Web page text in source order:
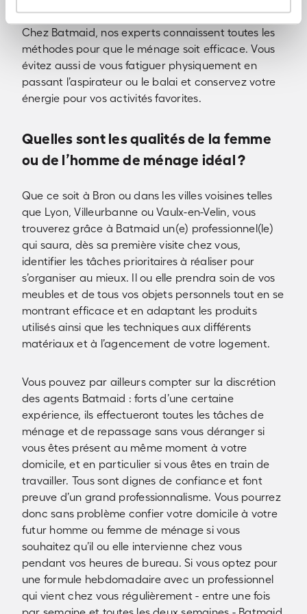
la poussière qui s’accumule derrière un meuble.
Chez Batmaid, nos experts connaissent toutes les
méthodes pour que le ménage soit efficace. Vous
évitez aussi de vous fatiguer physiquement en
passant l’aspirateur ou le balai et conservez votre
énergie pour vos activités favorites.
Quelles sont les qualités de la femme
ou de l’homme de ménage idéal ?
Que ce soit à Bron ou dans les villes voisines telles
que Lyon, Villeurbanne ou Vaulx-en-Velin, vous
trouverez grâce à Batmaid un(e) professionnel(le)
qui saura, dès sa première visite chez vous,
identifier les tâches prioritaires à réaliser pour
s’organiser au mieux. Il ou elle prendra soin de vos
meubles et de tous vos objets personnels tout en se
montrant efficace et en adaptant les produits
utilisés ainsi que les techniques aux différents
matériaux et à l’agencement de votre logement.
Vous pouvez par ailleurs compter sur la discrétion
des agents Batmaid : forts d’une certaine
expérience, ils effectueront toutes les tâches de
ménage et de repassage sans vous déranger si
vous êtes présent au même moment à votre
domicile, et en particulier si vous êtes en train de
travailler. Tous sont dignes de confiance et font
preuve d’un grand professionnalisme. Vous pourrez
donc sans problème confier votre domicile à votre
futur homme ou femme de ménage si vous
souhaitez qu’il ou elle intervienne chez vous
pendant vos heures de bureau. Si vous optez pour
une formule hebdomadaire avec un professionnel
qui vient chez vous régulièrement - entre une fois